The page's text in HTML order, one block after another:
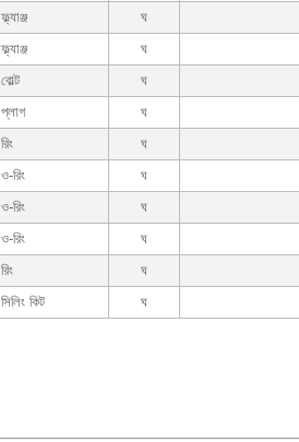
ফ্ল্যাঞ্জ
ঘ
ফ্ল্যাঞ্জ
ঘ
বোল্ট
ঘ
প্লাগ
ঘ
রিং
ঘ
ও-রিং
ঘ
ও-রিং
ঘ
ও-রিং
ঘ
রিং
ঘ
সিলিং কিট ঘ